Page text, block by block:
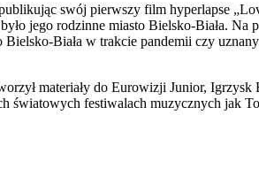
swój pierwszy film hyperlapse
jego rodzinne miasto Bielsko-Biała.
Biała w trakcie pandemii czy
materiały do Eurowizji Junior,
światowych festiwalach muzycznych jak